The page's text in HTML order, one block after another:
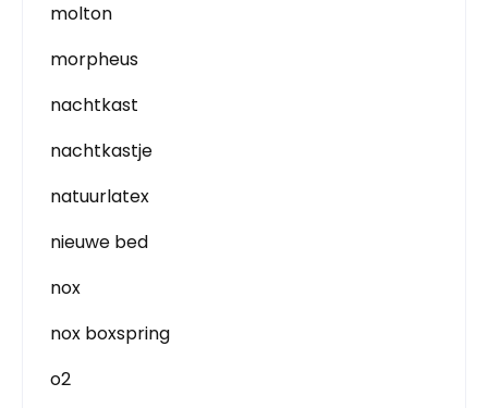
molton
morpheus
nachtkast
nachtkastje
natuurlatex
nieuwe bed
nox
nox boxspring
o2